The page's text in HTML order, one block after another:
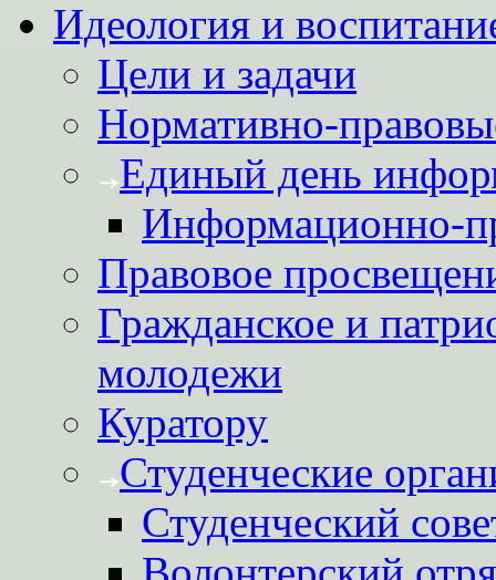
Идеология и
Цели и задачи
Нормативно-
Единый день
Информационно-
Правовое
Гражданское и
молодежи
Куратору
Студенческие
Студенческий